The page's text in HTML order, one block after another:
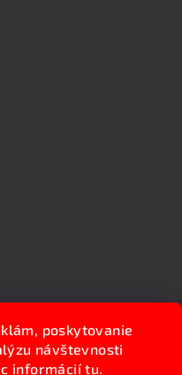
poskytovanie
návštevnosti
informáciítu.